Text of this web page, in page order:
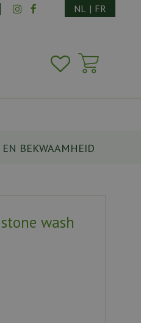
EN BEKWAAMHEID
NL | FR
wash